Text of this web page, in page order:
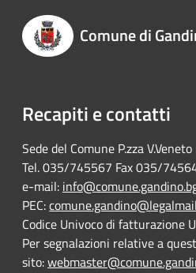
Comune di
Recapiti e contatti
Sede del Comune P.zza
Tel. 035/745567 Fax 035/
e-mail:
PEC:
Codice Univoco di fatturazione
Per segnalazioni relative a
sito: